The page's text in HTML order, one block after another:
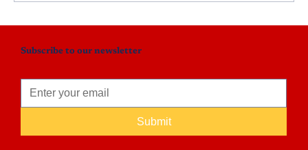
Subscribe to our newsletter
Submit